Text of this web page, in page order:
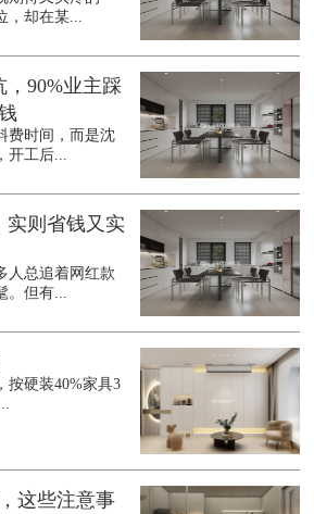
却在某...
，90%业主踩
费时间，而是沈
开工后...
实则省钱又实
人总追着网红款
但有...
按硬装40%家具3
这些注意事